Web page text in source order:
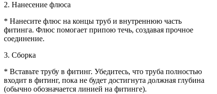
2. Нанесение флюса
* Нанесите флюс на концы труб и внутреннюю часть
фитинга. Флюс помогает припою течь, создавая прочное
соединение.
3. Сборка
* Вставьте трубу в фитинг. Убедитесь, что труба полностью
входит в фитинг, пока не будет достигнута должная глубина
(обычно обозначается линией на фитинге).